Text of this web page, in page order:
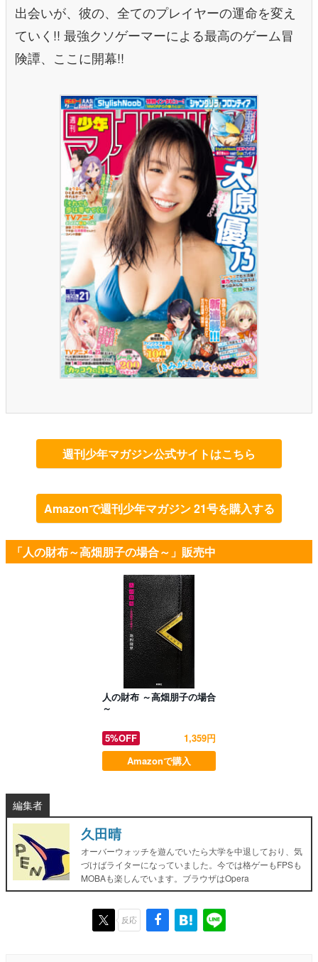
出会いが、彼の、全てのプレイヤーの運命を変え
ていく!! 最強クソゲーマーによる最高のゲーム冒
険譚、ここに開幕!!
週刊少年マガジン公式サイトはこちら
Amazonで週刊少年マガジン 21号を購入する
「人の財布～高畑朋子の場合～」販売中
人の財布 ～高畑朋子の場合
～
5%OFF
1,359円
Amazonで購入
編集者
久田晴
オーバーウォッチを遊んでいたら大学を中退しており、気
づけばライターになっていました。今では格ゲーもFPSも
MOBAも楽しんでいます。ブラウザはOpera
反応